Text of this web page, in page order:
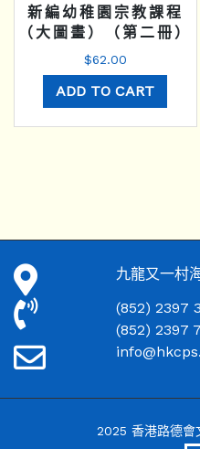
新編幼稚園宗教課程
（大圖畫）（第二冊）
$62.00
ADD TO CART
九龍又一村
(852) 2397
(852) 2397
2025 香港路德